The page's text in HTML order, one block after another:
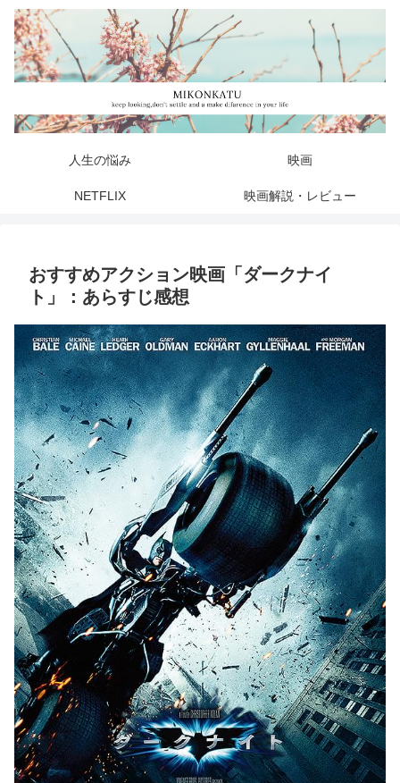
人生の悩み 映画
NETFLIX 映画解説・レビュー
おすすめアクション映画「ダークナイ
ト」：あらすじ感想